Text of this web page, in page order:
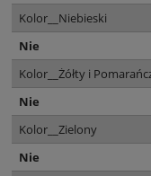
Kolor__Niebieski
Nie
Kolor__Żółty i
Nie
Kolor__Zielony
Nie